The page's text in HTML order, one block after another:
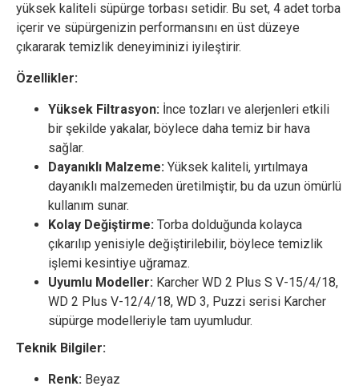
yüksek kaliteli süpürge torbası setidir. Bu set, 4 adet torba
içerir ve süpürgenizin performansını en üst düzeye
çıkararak temizlik deneyiminizi iyileştirir.
Özellikler:
Yüksek Filtrasyon: İnce tozları ve alerjenleri etkili
bir şekilde yakalar, böylece daha temiz bir hava
sağlar.
Dayanıklı Malzeme: Yüksek kaliteli, yırtılmaya
dayanıklı malzemeden üretilmiştir, bu da uzun ömürlü
kullanım sunar.
Kolay Değiştirme: Torba dolduğunda kolayca
çıkarılıp yenisiyle değiştirilebilir, böylece temizlik
işlemi kesintiye uğramaz.
Uyumlu Modeller: Karcher WD 2 Plus S V-15/4/18,
WD 2 Plus V-12/4/18, WD 3, Puzzi serisi Karcher
süpürge modelleriyle tam uyumludur.
Teknik Bilgiler:
Renk: Beyaz